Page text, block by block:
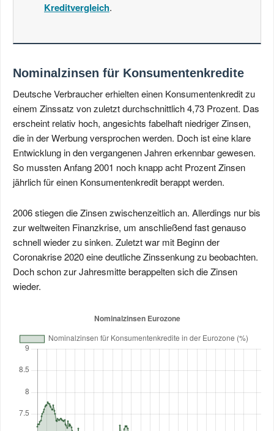
Kreditvergleich.
Nominalzinsen für Konsumentenkredite
Deutsche Verbraucher erhielten einen Konsumentenkredit zu
einem Zinssatz von zuletzt durchschnittlich 4,73 Prozent. Das
erscheint relativ hoch, angesichts fabelhaft niedriger Zinsen,
die in der Werbung versprochen werden. Doch ist eine klare
Entwicklung in den vergangenen Jahren erkennbar gewesen.
So mussten Anfang 2001 noch knapp acht Prozent Zinsen
jährlich für einen Konsumentenkredit berappt werden.
2006 stiegen die Zinsen zwischenzeitlich an. Allerdings nur bis
zur weltweiten Finanzkrise, um anschließend fast genauso
schnell wieder zu sinken. Zuletzt war mit Beginn der
Coronakrise 2020 eine deutliche Zinssenkung zu beobachten.
Doch schon zur Jahresmitte berappelten sich die Zinsen
wieder.